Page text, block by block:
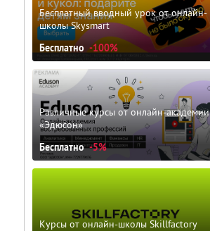
Бесплатный вводный урок от онлайн-
школы Skysmart
Бесплатно -100%
Различные курсы от онлайн-академии
«Эдюсон»
Бесплатно -5%
Курсы от онлайн-школы Skillfactory